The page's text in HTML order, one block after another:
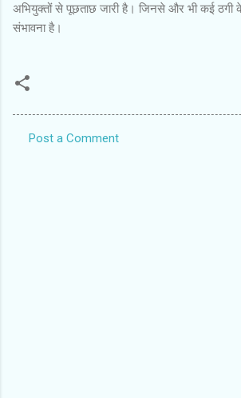
अभियुक्तों से पूछताछ जारी है। जिनसे और भी कई
संभावना है।
Post a Comment